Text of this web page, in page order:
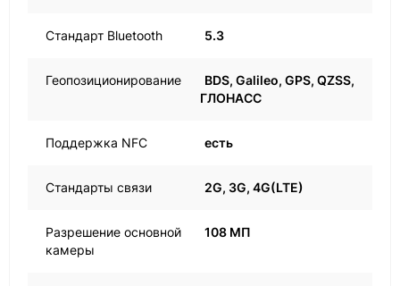
Стандарт Bluetooth 5.3
Геопозиционирование
BDS, Galileo, GPS, QZSS,
ГЛОНАСС
Поддержка NFC есть
Стандарты связи 2G, 3G, 4G(LTE)
Разрешение основной
камеры
108 МП